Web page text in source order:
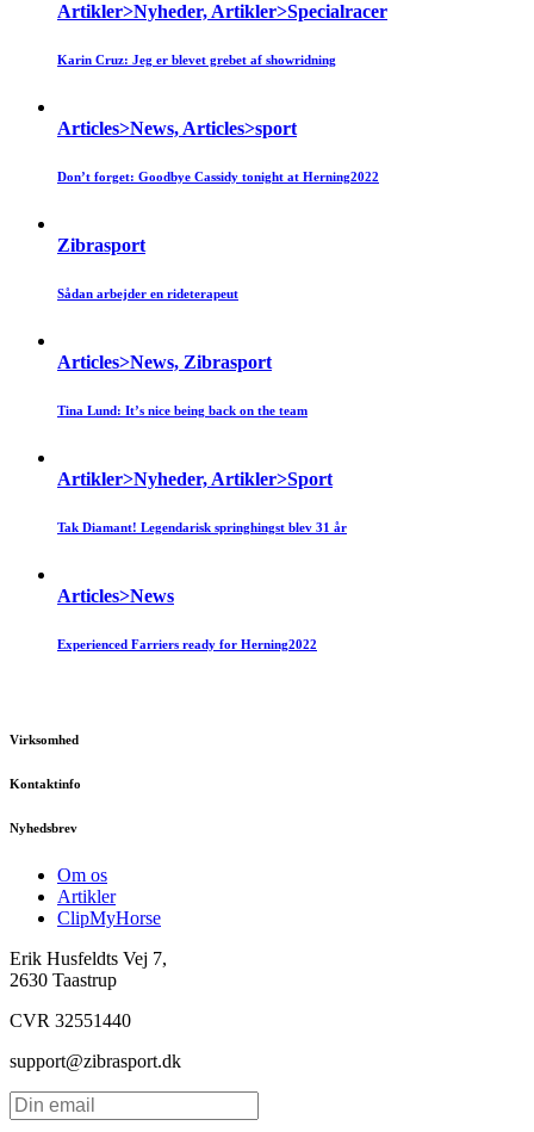
Artikler>Nyheder, Artikler>Specialracer
Karin Cruz: Jeg er blevet grebet af showridning
Articles>News, Articles>sport
Don’t forget: Goodbye Cassidy tonight at Herning2022
Zibrasport
Sådan arbejder en rideterapeut
Articles>News, Zibrasport
Tina Lund: It’s nice being back on the team
Artikler>Nyheder, Artikler>Sport
Tak Diamant! Legendarisk springhingst blev 31 år
Articles>News
Experienced Farriers ready for Herning2022
Virksomhed
Kontaktinfo
Nyhedsbrev
Om os
Artikler
ClipMyHorse
Erik Husfeldts Vej 7,
2630 Taastrup
CVR 32551440
support@zibrasport.dk